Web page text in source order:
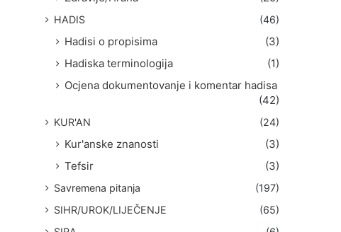
HADIS (46)
Hadisi o propisima
(3)
Hadiska terminologija
(1)
Ocjena dokumentovanje i komentar hadisa
(42)
KUR'AN (24)
Kur'anske znanosti
(3)
Tefsir
(3)
Savremena pitanja
(197)
SIHR/UROK/LIJEČENJE
(65)